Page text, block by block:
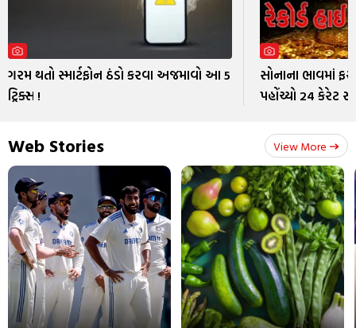
ગરમ થતો સ્માર્ટફોન ઠંડો કરવા અજમાવો આ 5
ટ્રિક્સ !
સોનાના ભાવમાં
પહોંચ્યો 24 કેરેટ
Web Stories View More